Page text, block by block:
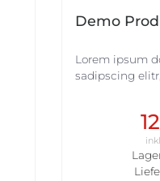
Demo
Lorem ipsum
sadipscing